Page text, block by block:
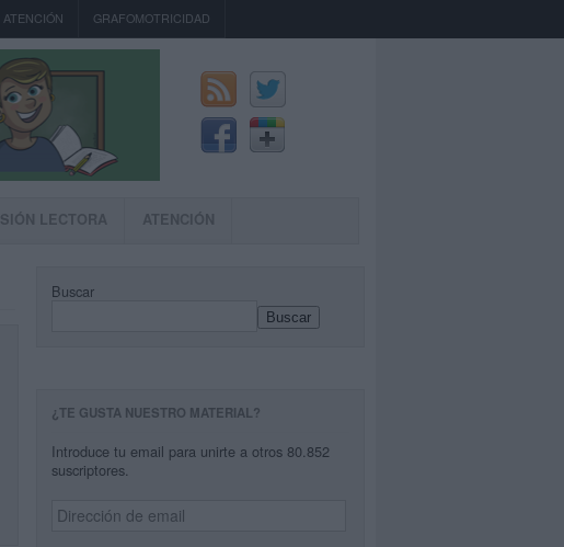
ATENCIÓN GRAFOMOTRICIDAD
LECTORA ATENCIÓN
Buscar
Buscar
¿TE GUSTA NUESTRO MATERIAL?
Introduce tu email para unirte a otros 80.852
suscriptores.
Dirección
de